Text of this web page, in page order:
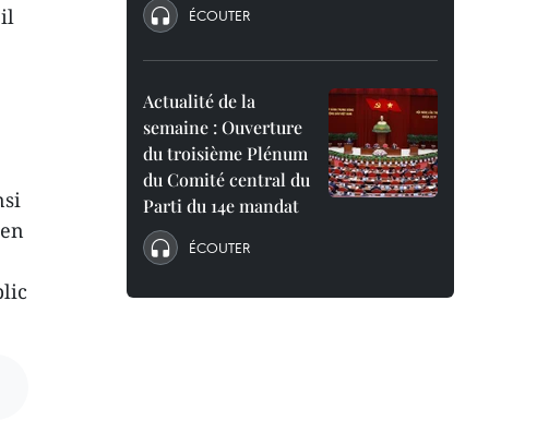
ÉCOUTER
Actualité de la
semaine : Ouverture
du troisième Plénum
du Comité central du
Parti du 14e mandat
ÉCOUTER